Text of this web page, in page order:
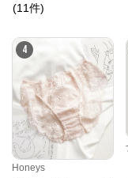
(11件)
4
Honeys
大人女子ブラ
インナップ。
レディースフ
豊かにするオ